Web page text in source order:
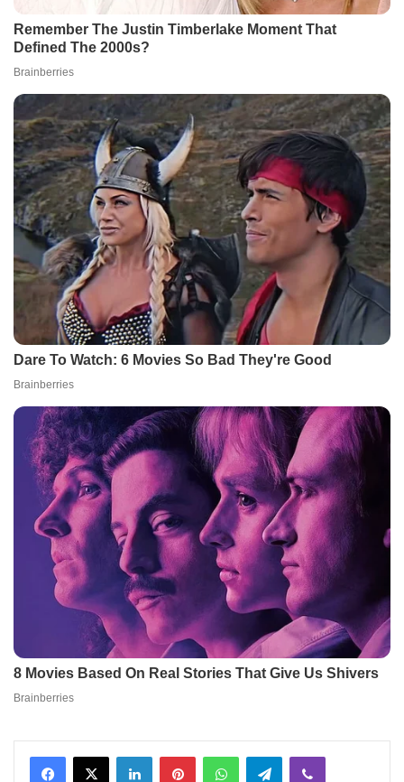
Facebook
X LinkedInPinterestWhatsAppTelegramViber